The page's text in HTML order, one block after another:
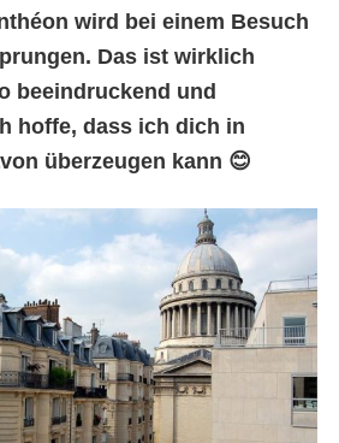
wird bei einem Besuch
Das ist wirklich
beeindruckend und
hoffe, dass ich dich in
überzeugen kann 😊